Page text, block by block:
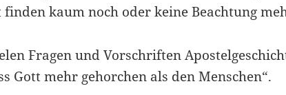
kaum noch oder keine Beachtung
Fragen und Vorschriften
Gott mehr gehorchen als den Menschen“.